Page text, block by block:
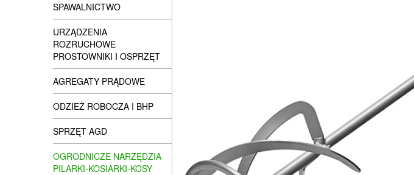
SPAWALNICTWO
URZĄDZENIA
ROZRUCHOWE
PROSTOWNIKI I OSPRZĘT
AGREGATY PRĄDOWE
ODZIEŻ ROBOCZA I BHP
SPRZĘT AGD
OGRODNICZE NARZĘDZIA
PILARKI-KOSIARKI-KOSY